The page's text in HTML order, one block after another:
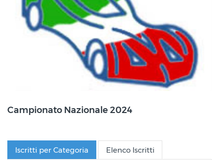
Campionato Nazionale 2024
Iscritti per Categoria Elenco Iscritti